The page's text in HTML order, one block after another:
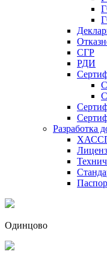
СГР
РДИ
Разработка
Одинцово